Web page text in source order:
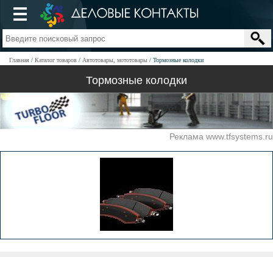
Главная Каталог товаров Автотовары, мототовары Тормозные колодки
Тормозные колодки
Реклама www.tfsystems.ru